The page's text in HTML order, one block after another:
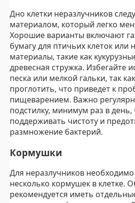
Дно клетки неразлучников
материалом, который легко
Хорошие варианты включают
бумагу для птичьих клеток или
материалы, такие как
древесная стружка. Избегайте
песка или мелкой гальки, так
проглотить, что приведет к
пищеварением. Важно
подстилку, минимум раз в
поддерживать чистоту и
размножение бактерий.
Кормушки
Для неразлучников необходимо
несколько кормушек в клетке.
рекомендуется иметь